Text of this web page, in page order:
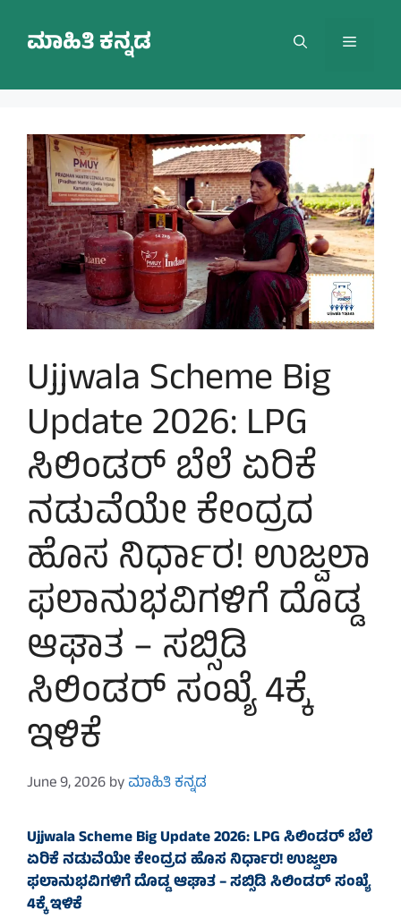
contentಮಾಹಿತಿ ಕನ್ನಡ Menu
Ujjwala Scheme Big
Update 2026: LPG
ಸಿಲಿಂಡರ್ ಬೆಲೆ ಏರಿಕೆ
ನಡುವೆಯೇ ಕೇಂದ್ರದ
ಹೊಸ ನಿರ್ಧಾರ! ಉಜ್ವಲಾ
ಫಲಾನುಭವಿಗಳಿಗೆ ದೊಡ್ಡ
ಆಘಾತ – ಸಬ್ಸಿಡಿ
ಸಿಲಿಂಡರ್ ಸಂಖ್ಯೆ 4ಕ್ಕೆ
ಇಳಿಕೆ
June 9, 2026byಮಾಹಿತಿ ಕನ್ನಡ
Ujjwala Scheme Big Update 2026: LPG ಸಿಲಿಂಡರ್ ಬೆಲೆ
ಏರಿಕೆ ನಡುವೆಯೇ ಕೇಂದ್ರದ ಹೊಸ ನಿರ್ಧಾರ! ಉಜ್ವಲಾ
ಫಲಾನುಭವಿಗಳಿಗೆ ದೊಡ್ಡ ಆಘಾತ – ಸಬ್ಸಿಡಿ ಸಿಲಿಂಡರ್ ಸಂಖ್ಯೆ
4ಕ್ಕೆ ಇಳಿಕೆ